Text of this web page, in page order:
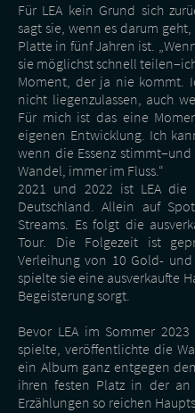
Für LEA kein Grund sich
sagt sie, wenn es darum
Platte in fünf Jahren ist.
sie möglichst schnell
Moment, der ja nie kommt.
nicht liegenzulassen, auch
Für mich ist das eine
eigenen Entwicklung. Ich
wenn die Essenz
Wandel, immer im Fluss.“
2021 und 2022 ist LEA die
Deutschland. Allein auf
Streams. Es folgt die
Tour. Die Folgezeit ist
Verleihung von 10 Gold-
spielte sie eine ausverkaufte
Begeisterung sorgt.
Bevor LEA im Sommer
spielte, veröffentlichte die
ein Album ganz entgegen
ihren festen Platz in der an
Erzählungen so reichen